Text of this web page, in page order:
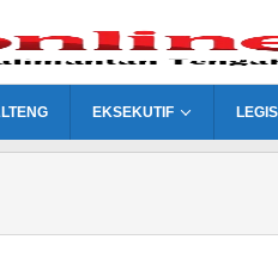
EKSEKUTIF